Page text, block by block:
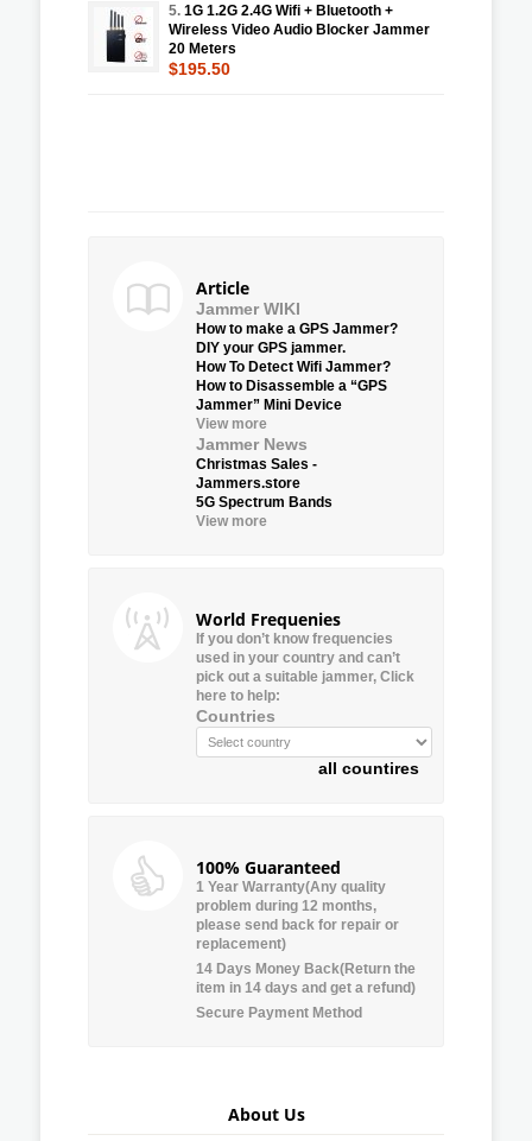
5. 1G 1.2G 2.4G Wifi + Bluetooth +
Wireless Video Audio Blocker Jammer
20 Meters
$195.50
Article
Jammer WIKI
How to make a GPS Jammer?
DIY your GPS jammer.
How To Detect Wifi Jammer?
How to Disassemble a “GPS
Jammer” Mini Device
View more
Jammer News
Christmas Sales -
Jammers.store
5G Spectrum Bands
View more
World Frequenies
If you don’t know frequencies
used in your country and can’t
pick out a suitable jammer, Click
here to help:
Countries
all countires
100% Guaranteed
1 Year Warranty(Any quality
problem during 12 months,
please send back for repair or
replacement)
14 Days Money Back(Return the
item in 14 days and get a refund)
Secure Payment Method
About Us